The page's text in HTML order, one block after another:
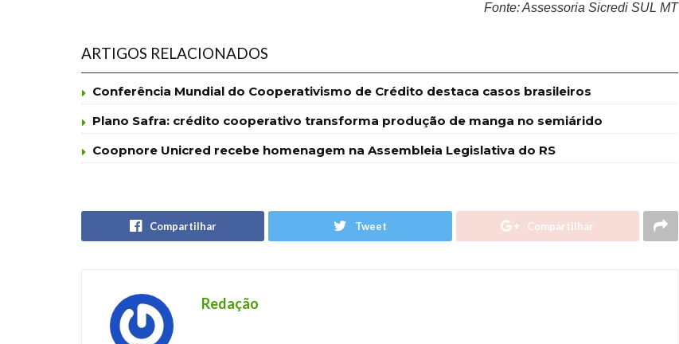
Fonte: Assessoria Sicredi SUL MT
ARTIGOS RELACIONADOS
Conferência Mundial do Cooperativismo de Crédito destaca casos brasileiros
Plano Safra: crédito cooperativo transforma produção de manga no semiárido
Coopnore Unicred recebe homenagem na Assembleia Legislativa do RS
Compartilhar Tweet Compartilhar
Redação